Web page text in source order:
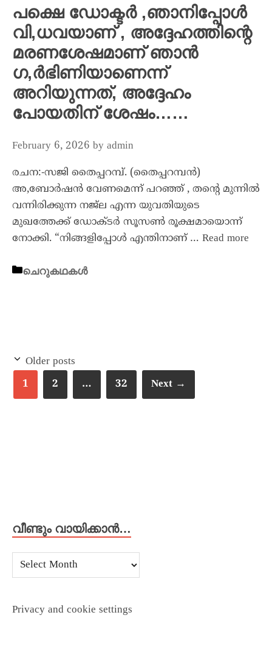
പക്ഷെ ഡോക്ടർ ,ഞാനിപ്പോൾ
വി,ധവയാണ് , അദ്ദേഹത്തിന്റെ
മരണശേഷമാണ് ഞാൻ
ഗ,ർഭിണിയാണെന്ന്
അറിയുന്നത്, അദ്ദേഹം
പോയതിന് ശേഷം……
February 6, 2026 by admin
രചന:-സജി തൈപ്പറമ്പ്. (തൈപ്പറമ്പൻ)
അ,ബോർഷൻ വേണമെന്ന് പറഞ്ഞ് , തന്റെ മുന്നിൽ
വന്നിരിക്കുന്ന നജ്ല എന്ന യുവതിയുടെ
മുഖത്തേക്ക് ഡോക്ടർ സൂസൺ രൂക്ഷമായൊന്ന്
നോക്കി. “നിങ്ങളിപ്പോൾ എന്തിനാണ് … Read more
ചെറുകഥകൾ
Older posts
1
2 … 32 Next →
വീണ്ടും വായിക്കാൻ…
Privacy and cookie settings